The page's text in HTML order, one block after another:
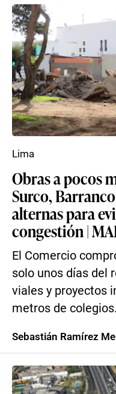
Obras a pocos
Surco,
alternas para
congestión |
El Comercio
solo unos días del
viales y proyectos
metros de
Lima
Sebastián Ramírez